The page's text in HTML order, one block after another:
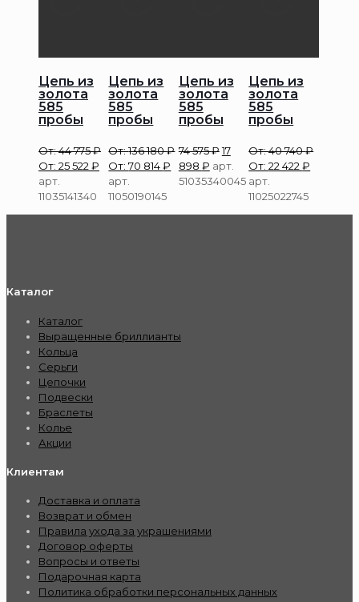
Цепь из
золота
585
пробы
От:44 775₽
От: 25 522 ₽
арт.
11035141340
Цепь из
золота
585
пробы
От:136 180₽
От:70 814₽
арт.
11050190145
Цепь из
золота
585
пробы
74 575₽17
898 ₽ арт.
51035340045
Цепь из
золота
585
пробы
От:40 740₽
От:22 422₽
арт.
11025022745
Каталог
Каталог
Выращенные бриллианты
Кольца
Серьги
Цепочки
Подвески
Браслеты
Колье
Акции
Клиентам
Доставка и оплата
Возврат и обмен
Правила ухода за украшениями
Договор оферты
Вопросы и ответы
Подарочная карта
Политика обработки персональных данных